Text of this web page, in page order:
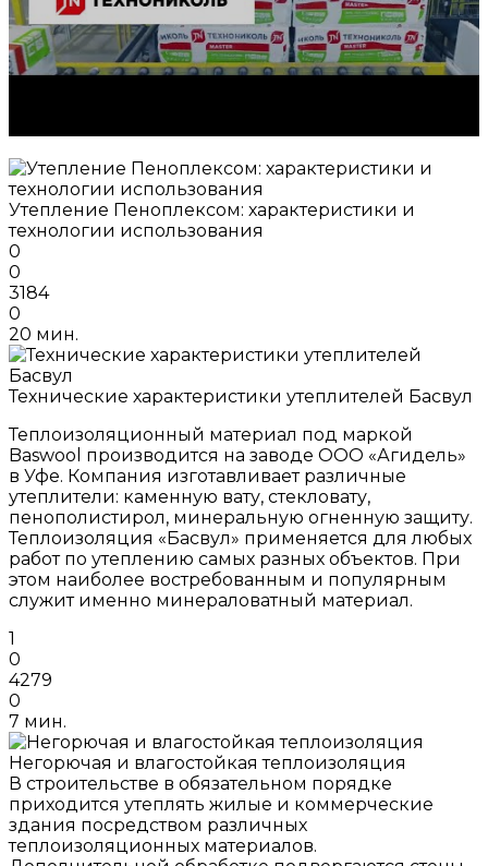
Утепление Пеноплексом: характеристики и
технологии использования
0
0
3184
0
20 мин.
Технические характеристики утеплителей Басвул
Теплоизоляционный материал под маркой
Baswool производится на заводе ООО «Агидель»
в Уфе. Компания изготавливает различные
утеплители: каменную вату, стекловату,
пенополистирол, минеральную огненную защиту.
Теплоизоляция «Басвул» применяется для любых
работ по утеплению самых разных объектов. При
этом наиболее востребованным и популярным
служит именно минераловатный материал.
1
0
4279
0
7 мин.
Негорючая и влагостойкая теплоизоляция
В строительстве в обязательном порядке
приходится утеплять жилые и коммерческие
здания посредством различных
теплоизоляционных материалов.